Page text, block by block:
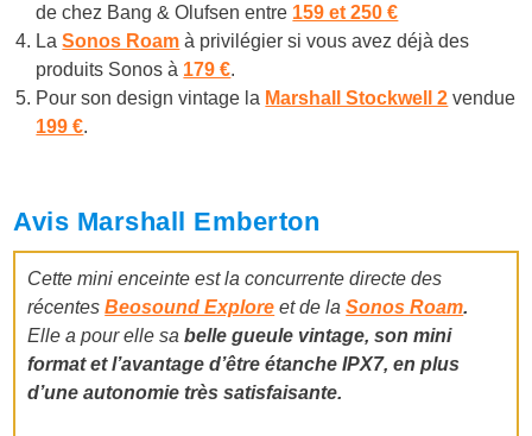
de chez Bang & Olufsen entre 159 et 250 €
LaSonos Roam à privilégier si vous avez déjà des
produits Sonos à 179 €.
Pour son design vintage la Marshall Stockwell 2 vendue
199 €.
Avis Marshall Emberton
Cette mini enceinte est la concurrente directe des
récentesBeosound Explore et de laSonos Roam.
Elle a pour elle sabelle gueule vintage, son mini
format et l’avantage d’être étanche IPX7, en plus
d’une autonomie très satisfaisante.